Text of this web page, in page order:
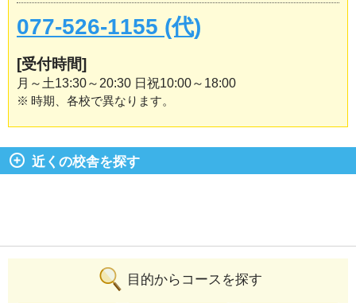
077-526-1155 (代)
[受付時間]
月～土13:30～20:30 日祝10:00～18:00
※ 時期、各校で異なります。
近くの校舎を探す
目的からコースを探す